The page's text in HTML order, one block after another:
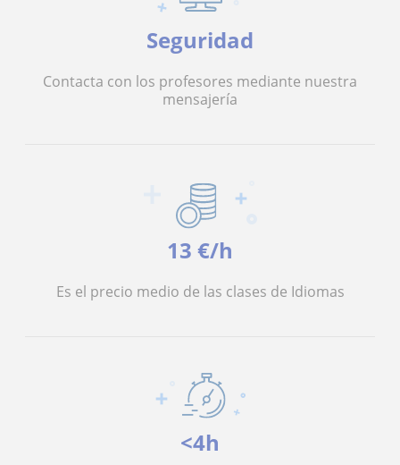
Seguridad
Contacta con los profesores mediante nuestra
mensajería
13 €/h
Es el precio medio de las clases de Idiomas
<4h